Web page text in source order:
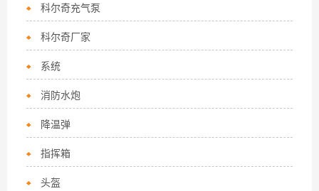
科尔奇充气泵
科尔奇厂家
系统
消防水炮
降温弹
指挥箱
头盔